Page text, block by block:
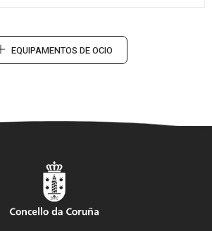
EQUIPAMENTOS DE OCIO